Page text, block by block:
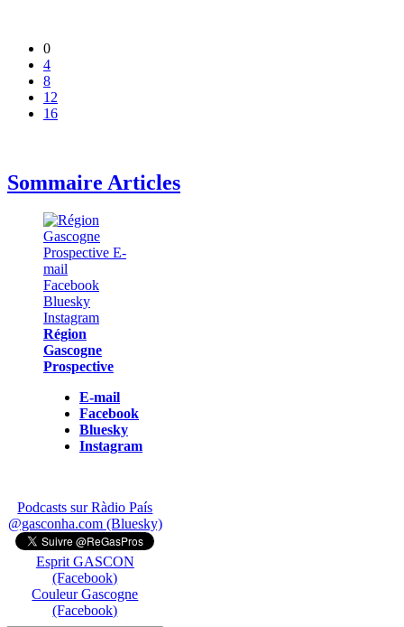
0
4
8
12
16
Sommaire Articles
Région
Gascogne
Prospective
E-mail
Facebook
Bluesky
Instagram
Podcasts sur Ràdio País
@gasconha.com (Bluesky)
Esprit GASCON
(Facebook)
Couleur Gascogne
(Facebook)